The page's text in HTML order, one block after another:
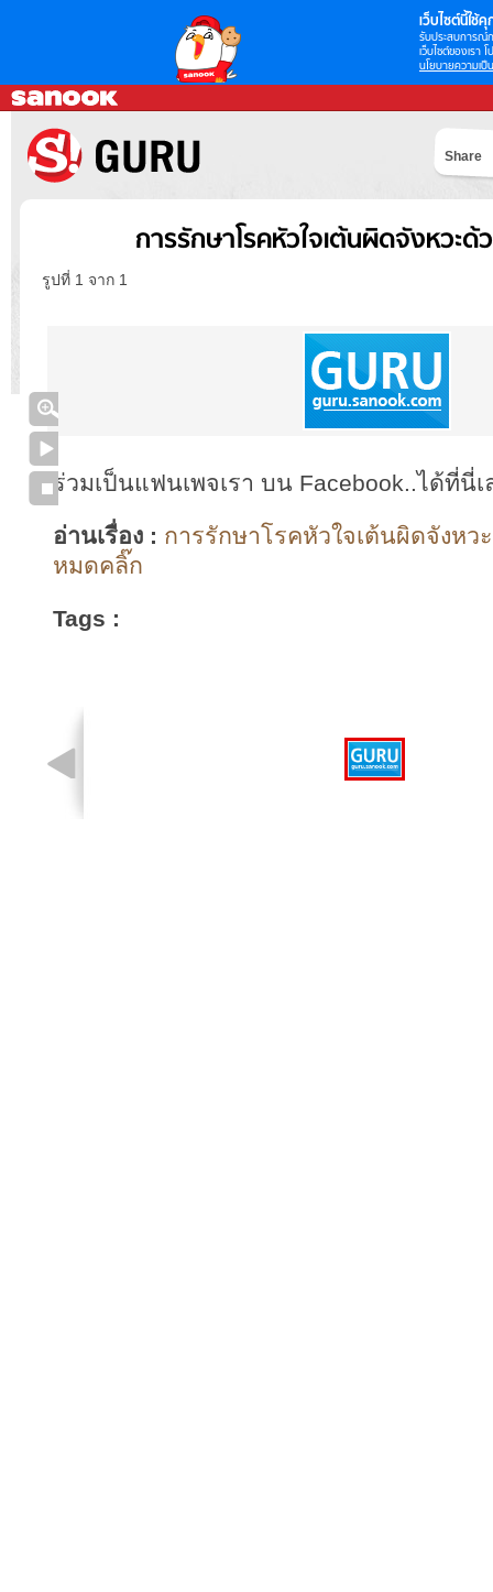
เว็บไซต์นี้ใช้คุ
รับประสบการณ์
เว็บไซต์ของเรา
นโยบายความเป็
Share
การรักษาโรคหัวใจเต้นผิดจังหวะ
รูปที่ 1 จาก 1
ร่วมเป็นแฟนเพจเรา บน Facebook..ได้ที่นี่เ
อ่านเรื่อง : การรักษาโรคหัวใจเต้นผิดจังหว
หมดคลิ๊ก
Tags :